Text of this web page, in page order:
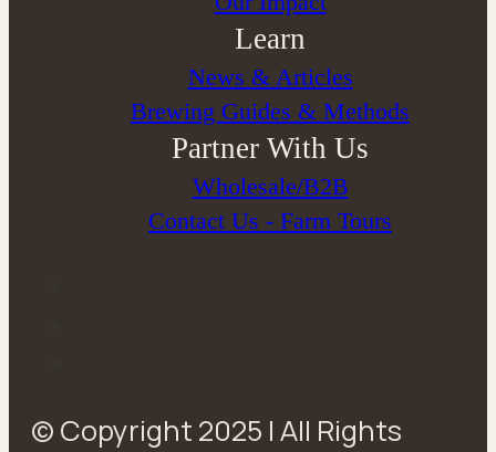
Learn
News & Articles
Brewing Guides & Methods
Partner With Us
Wholesale/B2B
Contact Us - Farm Tours
© Copyright 2025 | All Rights